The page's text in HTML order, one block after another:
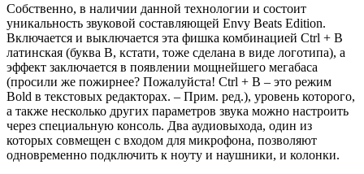
Собственно, в наличии данной технологии и состоит
уникальность звуковой составляющей Envy Beats Edition.
Включается и выключается эта фишка комбинацией Ctrl + B
латинская (буква B, кстати, тоже сделана в виде логотипа), а
эффект заключается в появлении мощнейшего мегабаса
(просили же пожирнее? Пожалуйста! Ctrl + B – это режим
Bold в текстовых редакторах. – Прим. ред.), уровень которого,
а также несколько других параметров звука можно настроить
через специальную консоль. Два аудиовыхода, один из
которых совмещен с входом для микрофона, позволяют
одновременно подключить к ноуту и наушники, и колонки.